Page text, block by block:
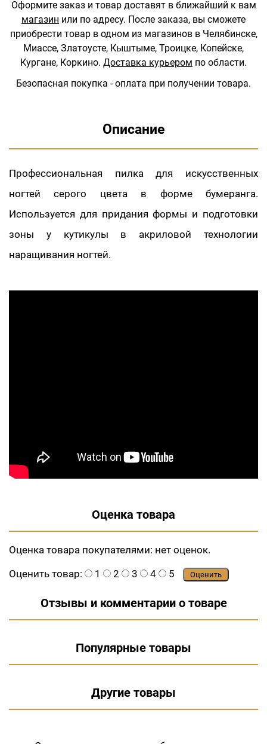
Оформите заказ и товар доставят в ближайший к вам
магазин или по адресу. После заказа, вы сможете
приобрести товар в одном из магазинов в Челябинске,
Миассе, Златоусте, Кыштыме, Троицке, Копейске,
Кургане, Коркино. Доставка курьером по области.
Безопасная покупка - оплата при получении товара.
Описание
Профессиональная пилка для искусственных
ногтей серого цвета в форме бумеранга.
Используется для придания формы и подготовки
зоны у кутикулы в акриловой технологии
наращивания ногтей.
Оценка товара
Оценка товара покупателями: нет оценок.
Оценить товар:
1 2 3 4 5 Оценить
Отзывы и комментарии о товаре
Популярные товары
Другие товары